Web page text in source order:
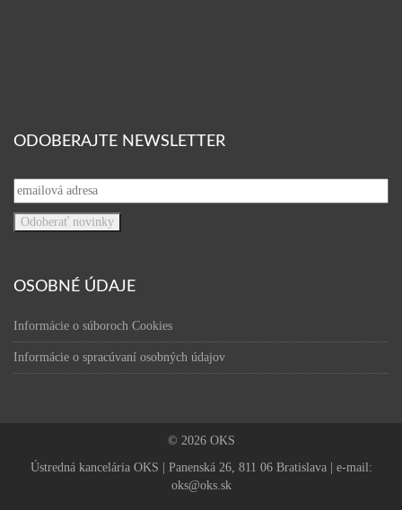
ODOBERAJTE NEWSLETTER
OSOBNÉ ÚDAJE
Informácie o súboroch Cookies
Informácie o spracúvaní osobných údajov
© 2026 OKS
Ústredná kancelária OKS | Panenská 26, 811 06 Bratislava | e-mail:
oks@oks.sk